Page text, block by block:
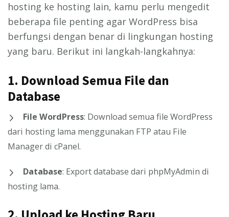
hosting ke hosting lain, kamu perlu mengedit
beberapa file penting agar WordPress bisa
berfungsi dengan benar di lingkungan hosting
yang baru. Berikut ini langkah-langkahnya:
1. Download Semua File dan
Database
File WordPress: Download semua file WordPress
dari hosting lama menggunakan FTP atau File
Manager di cPanel.
Database: Export database dari phpMyAdmin di
hosting lama.